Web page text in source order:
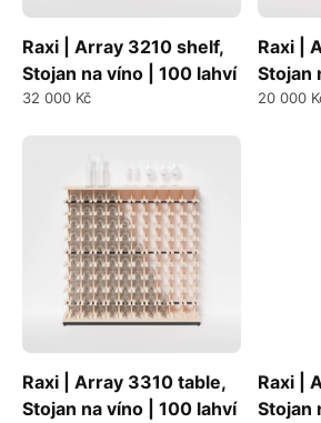
Raxi | Array 3210 shelf,
Stojan na víno | 100 lahví
32 000 Kč
Raxi |
Stojan
20 000
Raxi | Array 3310 table,
Stojan na víno | 100 lahví
Raxi |
Stojan